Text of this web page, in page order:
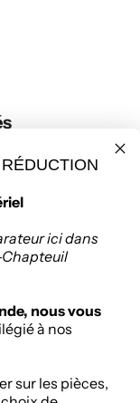
plus grandes
et
ici dans
nous vous
à nos
sur les pièces,